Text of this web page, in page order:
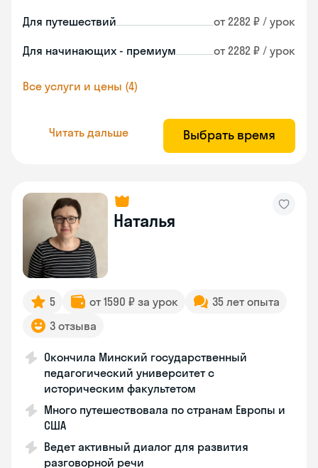
Для путешествий от 2282 ₽ / урок
Для начинающих - премиум от 2282 ₽ / урок
Все услуги и цены (4)
Читать дальше Выбрать время
Наталья
5 от 1590 ₽ за урок
35 лет опыта
3 отзыва
Окончила Минский государственный
педагогический университет с
историческим факультетом
Много путешествовала по странам Европы и
США
Ведет активный диалог для развития
разговорной речи